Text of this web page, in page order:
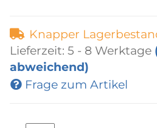
Knapper
Lieferzeit: 5 - 8 Werktage
abweichend)
Frage zum Artikel